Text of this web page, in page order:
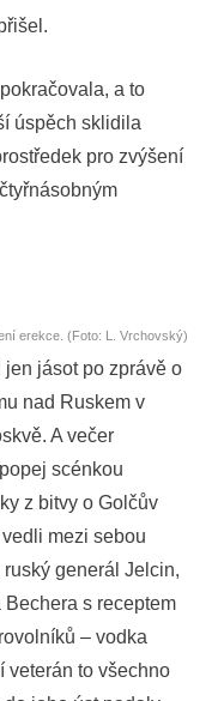
a to
úspěch sklidila
pro zvýšení
erekce. (Foto: L. Vrchovský)
jásot po zprávě o
nad Ruskem v
A večer
scénkou
z bitvy o Golčův
mezi sebou
generál Jelcin,
s receptem
– vodka
veterán to všechno